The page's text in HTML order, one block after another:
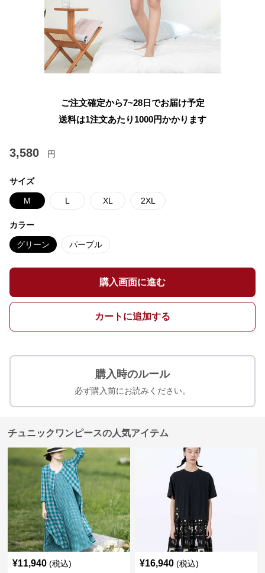
ご注文確定から7~28日でお届け予定
送料は1注文あたり 1000円かかります
3,580 円
サイズ
M L XL 2XL
カラー
グリーン パープル
購入画面に進む
カートに追加する
購入時のルール
必ず購入前にお読みください。
チュニックワンピースの人気アイテム
¥11,940 (税込) ¥16,940 (税込)